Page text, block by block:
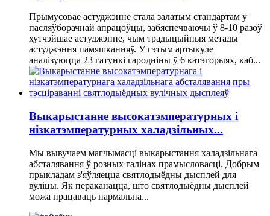
Прымусовае астуджэнне стала залатым стандартам у
пасляўборачнай апрацоўцы, забяспечваючы ў 8-10 разоў
хутчэйшае астуджэнне, чым традыцыйныя метады
астуджэння памяшканняў. У гэтым артыкуле
аналізуюцца 23 гатункі гародніны ў 6 катэгорыях, каб...
Выкарыстанне высокатэмпературных і
нізкатэмпературных халадзільных...
Мы вывучаем магчымасці выкарыстання халадзільнага
абсталявання ў розных галінах прамысловасці. Добрым
прыкладам з'яўляецца святлодыёдны дысплей для
вуліцы. Як пераканацца, што святлодыёдны дысплей
можа працаваць нармальна...